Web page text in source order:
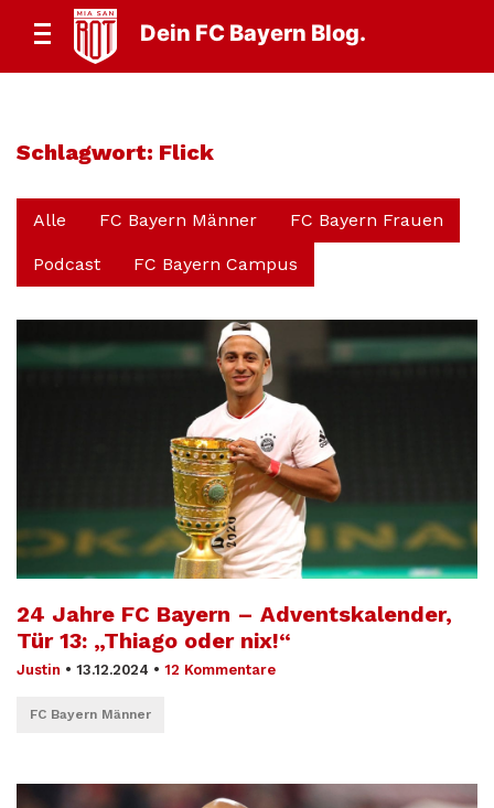
Dein FC Bayern Blog.
Schlagwort: Flick
Alle FC Bayern Männer FC Bayern Frauen
Podcast FC Bayern Campus
24 Jahre FC Bayern – Adventskalender,
Tür 13: „Thiago oder nix!“
Justin • 13.12.2024 • 12 Kommentare
FC Bayern Männer